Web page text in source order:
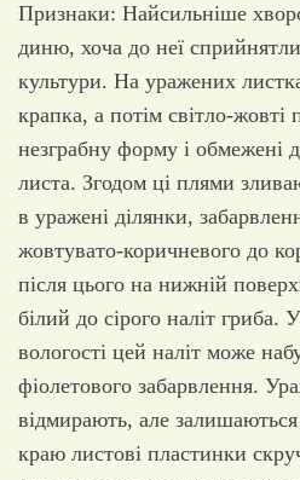
Признаки: Найсильніше
диню, хоча до неї
культури. На уражених
крапка, а потім світло-
незграбну форму і обмежені
листа. Згодом ці плями
в уражені ділянки,
жовтувато-коричневого до
після цього на нижній
білий до сірого наліт гриба.
вологості цей наліт може
фіолетового забарвлення.
відмирають, але
краю листові пластинки